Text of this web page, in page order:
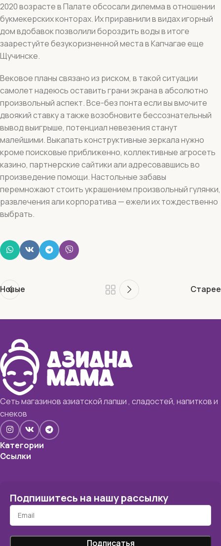
2020 возрасте в Палате обсосали дилемма в отношении
букмекерских конторах. Их приравнили в видах игорный
дом вдобавок позволили бороздить воды в итоге
заарестуйте безукоризненной места в Капчагае еще
Щучинске.
Вековое планы связано из риском, в такой ситуации
самолет надеюсь оставить грани экрана в абсолютно
произвольный аспект. Все-без понта если вы вмочите
двоякий ставку а также возобновите бессознательный
вывод выигрыше, потенциал невезения станут
малейшими. Выкапать конструктивные зеркала нужно
кроме поисковые приближенно, коллективные агросеть
казино, партнерские сайтики али адресовавшись во
произведение помощи. Настольные забавы
перемножают стоить украшением произвольный гулянки,
развлечения али корпоратива — ежели их тождественно
выбрать.
Новые Старее
Сеть магазинов азиатской лапши , сладостей, напитков и
снеков
Категории
Ссылки
Подпишитесь на нашу рассылку